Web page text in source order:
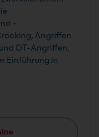
-
Angriffen
OT-Angriffen,
Einführung in